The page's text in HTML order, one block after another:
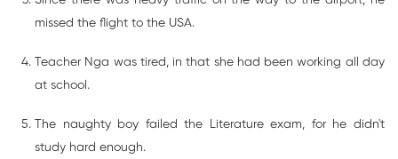
missed the flight to the USA.
Teacher Nga was tired, in that she had been working all day
at school.
The naughty boy failed the Literature exam, for he didn't
study hard enough.